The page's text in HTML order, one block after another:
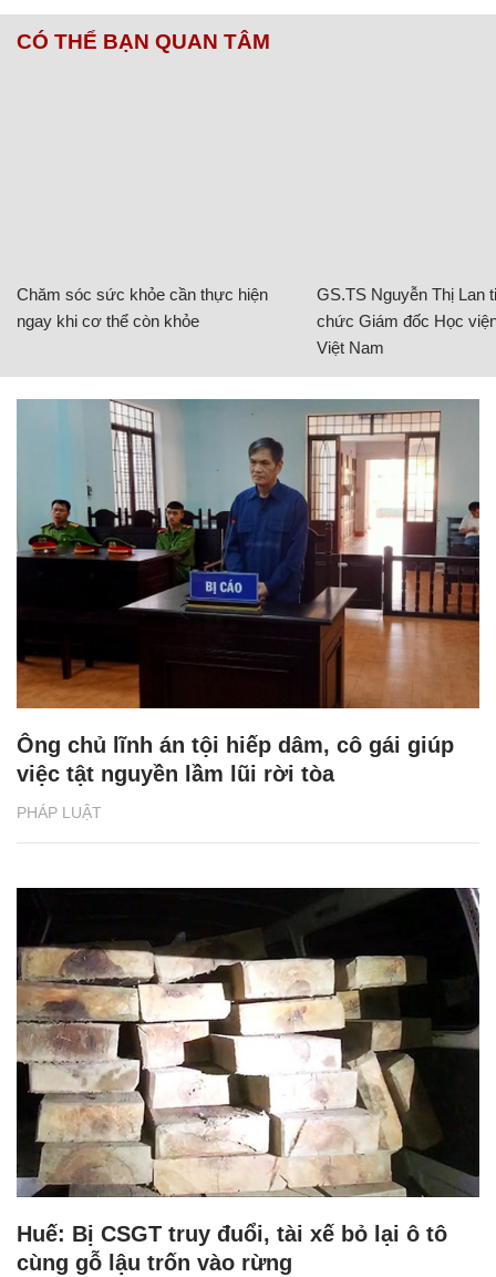
CÓ THỂ BẠN QUAN TÂM
Chăm sóc sức khỏe cần thực hiện
ngay khi cơ thể còn khỏe
GS.TS Nguyễn Thị Lan
chức Giám đốc Học
Việt Nam
PHÁP LUẬT
Ông chủ lĩnh án tội hiếp dâm, cô gái giúp
việc tật nguyền lầm lũi rời tòa
Huế: Bị CSGT truy đuổi, tài xế bỏ lại ô tô
cùng gỗ lậu trốn vào rừng